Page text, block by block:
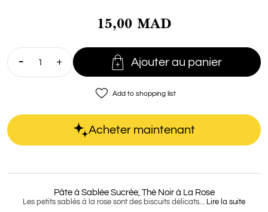
Pâte à Sablée Sucrée, Thé Noir à La Rose
Les petits sablés à la rose sont des biscuits délicats... Lire la suite
Petit doypack
Doypack 100g
15,00 MAD
 Ajouter au panier
favorite_border Add to shopping list
Acheter maintenant